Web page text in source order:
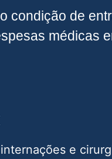
condição de
médicas
e